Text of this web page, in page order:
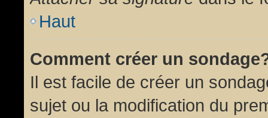
Haut
Comment créer un
Il est facile de créer un
sujet ou la modification du